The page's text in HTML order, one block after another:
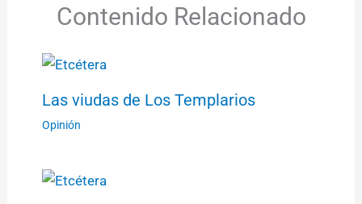
Contenido Relacionado
Las viudas de Los Templarios
Opinión